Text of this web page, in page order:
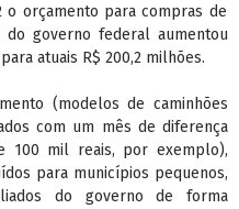
o orçamento para compras de
governo federal aumentou
atuais R$ 200,2 milhões.
(modelos de caminhões
com um mês de diferença
100 mil reais, por exemplo),
para municípios pequenos,
do governo de forma